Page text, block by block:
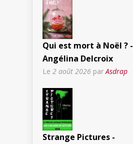
Qui est mort à Noël ? -
Angélina Delcroix
Le 2 août 2026 par Asdrap
Strange Pictures -